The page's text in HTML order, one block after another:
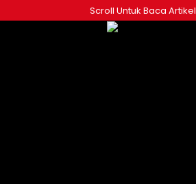
to
Scroll Untuk Baca Artikel